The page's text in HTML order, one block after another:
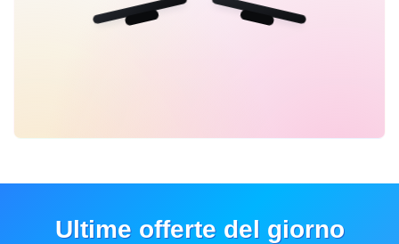
Ultime offerte del giorno